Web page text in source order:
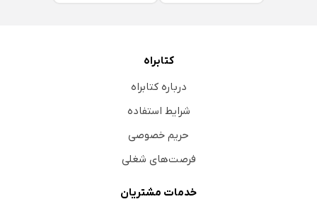
کتابراه
درباره کتابراه
شرایط استفاده
حریم خصوصی
فرصت‌های شغلی
خدمات مشتریان